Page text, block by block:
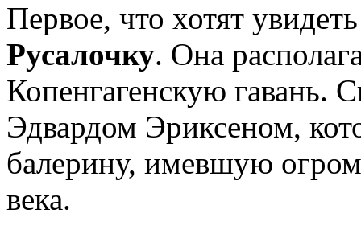
Первое, что хотят
Русалочку. Она
Копенгагенскую гавань.
Эдвардом Эриксеном,
балерину, имевшую
века.